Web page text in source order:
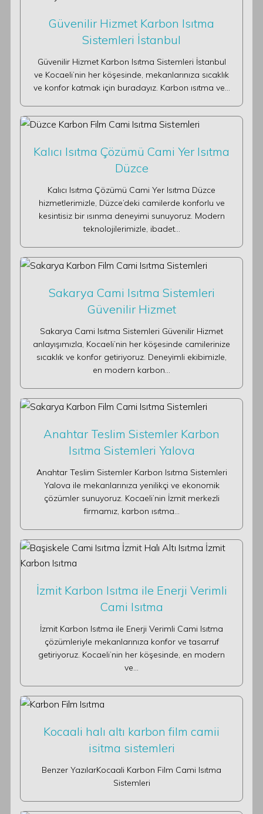
Güvenilir Hizmet Karbon Isıtma
Sistemleri İstanbul
Güvenilir Hizmet Karbon Isıtma Sistemleri İstanbul
ve Kocaeli’nin her köşesinde, mekanlarınıza sıcaklık
ve konfor katmak için buradayız. Karbon ısıtma ve…
Kalıcı Isıtma Çözümü Cami Yer Isıtma
Düzce
Kalıcı Isıtma Çözümü Cami Yer Isıtma Düzce
hizmetlerimizle, Düzce’deki camilerde konforlu ve
kesintisiz bir ısınma deneyimi sunuyoruz. Modern
teknolojilerimizle, ibadet…
Sakarya Cami Isıtma Sistemleri
Güvenilir Hizmet
Sakarya Cami Isıtma Sistemleri Güvenilir Hizmet
anlayışımızla, Kocaeli’nin her köşesinde camilerinize
sıcaklık ve konfor getiriyoruz. Deneyimli ekibimizle,
en modern karbon…
Anahtar Teslim Sistemler Karbon
Isıtma Sistemleri Yalova
Anahtar Teslim Sistemler Karbon Isıtma Sistemleri
Yalova ile mekanlarınıza yenilikçi ve ekonomik
çözümler sunuyoruz. Kocaeli’nin İzmit merkezli
firmamız, karbon ısıtma…
İzmit Karbon Isıtma ile Enerji Verimli
Cami Isıtma
İzmit Karbon Isıtma ile Enerji Verimli Cami Isıtma
çözümleriyle mekanlarınıza konfor ve tasarruf
getiriyoruz. Kocaeli’nin her köşesinde, en modern
ve…
Kocaali halı altı karbon film camii
isitma sistemleri
Benzer YazılarKocaali Karbon Film Cami Isıtma
Sistemleri